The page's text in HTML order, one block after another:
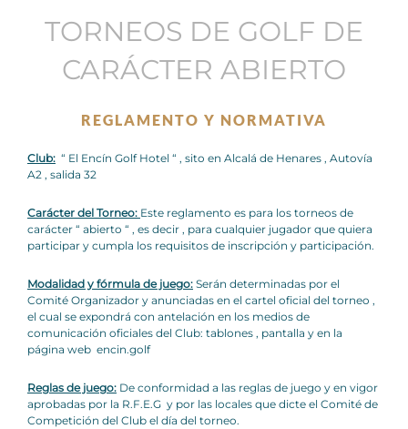
TORNEOS DE GOLF DE
CARÁCTER ABIERTO
REGLAMENTO Y NORMATIVA
Club:“ El Encín Golf Hotel “ , sito en Alcalá de Henares , Autovía
A2 , salida 32
Carácter del Torneo: Este reglamento es para los torneos de
carácter “ abierto “ , es decir , para cualquier jugador que quiera
participar y cumpla los requisitos de inscripción y participación.
Modalidad y fórmula de juego:Serán determinadas por el
Comité Organizador y anunciadas en el cartel oficial del torneo ,
el cual se expondrá con antelación en los medios de
comunicación oficiales del Club: tablones , pantalla y en la
página web encin.golf
Reglas de juego:De conformidad a las reglas de juego y en vigor
aprobadas por la R.F.E.G y por las locales que dicte el Comité de
Competición del Club el día del torneo.